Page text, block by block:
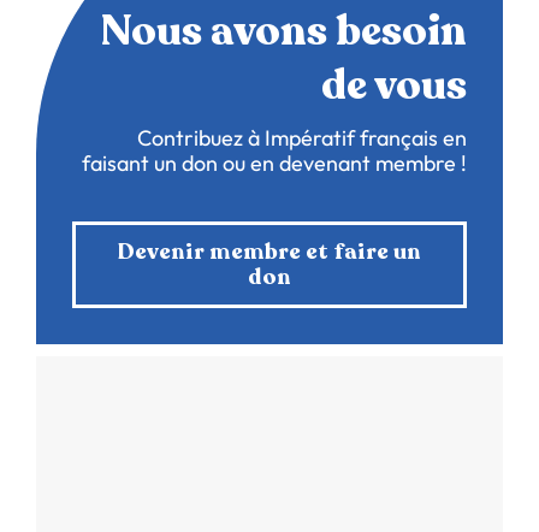
Nous avons besoin
de vous
Contribuez à Impératif français en
faisant un don ou en devenant membre !
Devenir membre et faire un
don